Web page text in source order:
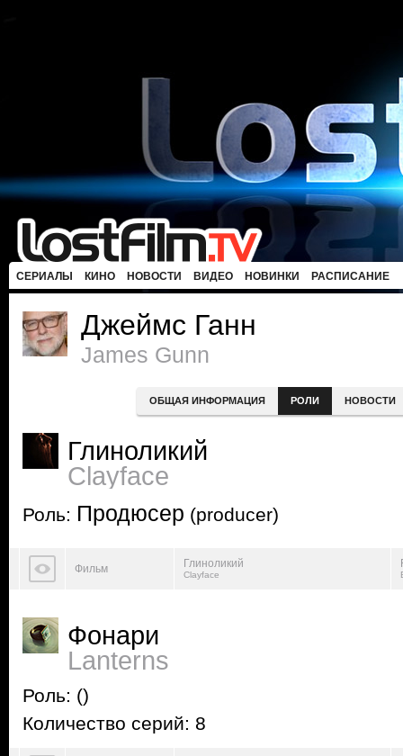
СЕРИАЛЫ КИНО НОВОСТИ ВИДЕО НОВИНКИ РАСПИСАНИЕ
Джеймс Ганн
James Gunn
ОБЩАЯ ИНФОРМАЦИЯ РОЛИ НОВОСТИ
Глиноликий
Clayface
Роль: Продюсер (producer)
Фильм Глиноликий
Clayface
Фонари
Lanterns
Роль: ()
Количество серий: 8